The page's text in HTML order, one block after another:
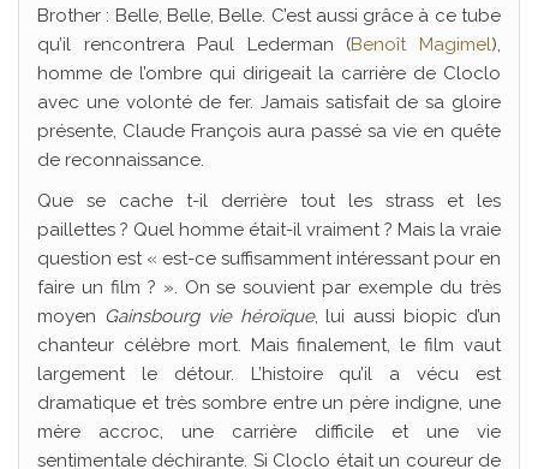
Brother : Belle, Belle, Belle. C’est aussi grâce à ce tube
qu’il rencontrera Paul Lederman (Benoît Magimel),
homme de l’ombre qui dirigeait la carrière de Cloclo
avec une volonté de fer. Jamais satisfait de sa gloire
présente, Claude François aura passé sa vie en quête
de reconnaissance.
Que se cache t-il derrière tout les strass et les
paillettes ? Quel homme était-il vraiment ? Mais la vraie
question est « est-ce suffisamment intéressant pour en
faire un film ? ». On se souvient par exemple du très
moyen Gainsbourg vie héroïque, lui aussi biopic d’un
chanteur célèbre mort. Mais finalement, le film vaut
largement le détour. L’histoire qu’il a vécu est
dramatique et très sombre entre un père indigne, une
mère accroc, une carrière difficile et une vie
sentimentale déchirante. Si Cloclo était un coureur de